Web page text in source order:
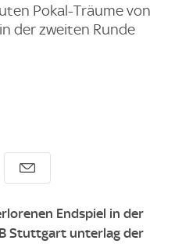
Pokal-Träume von
der zweiten Runde
Endspiel in der
Stuttgart unterlag der